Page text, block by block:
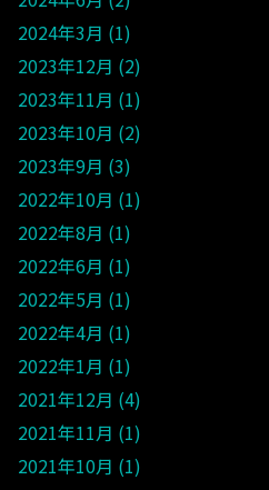
2024年3月 1
2023年12月 2
2023年11月 1
2023年10月 2
2023年9月 3
2022年10月 1
2022年8月 1
2022年6月 1
2022年5月 1
2022年4月 1
2022年1月 1
2021年12月 4
2021年11月 1
2021年10月 1